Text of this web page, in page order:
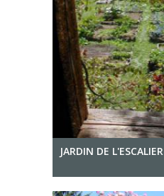
JARDIN DE L'ESCALIER